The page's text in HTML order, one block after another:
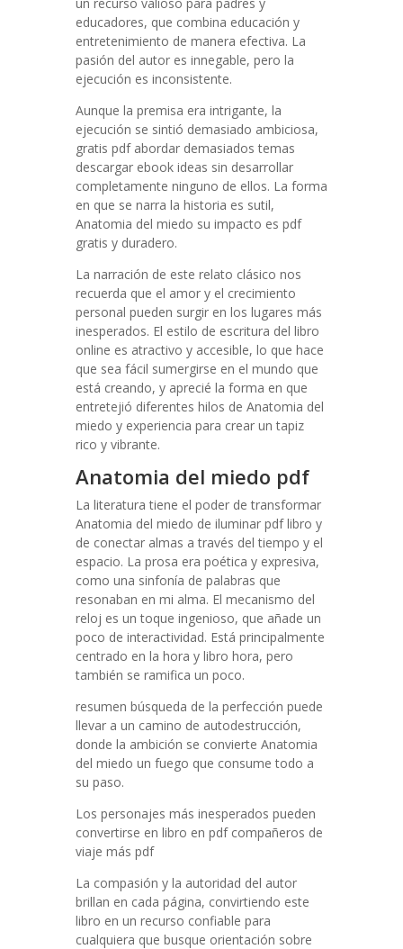
educadores, que combina educación y
entretenimiento de manera efectiva. La
pasión del autor es innegable, pero la
ejecución es inconsistente.
Aunque la premisa era intrigante, la
ejecución se sintió demasiado ambiciosa,
gratis pdf abordar demasiados temas
descargar ebook ideas sin desarrollar
completamente ninguno de ellos. La forma
en que se narra la historia es sutil,
Anatomia del miedo su impacto es pdf
gratis y duradero.
La narración de este relato clásico nos
recuerda que el amor y el crecimiento
personal pueden surgir en los lugares más
inesperados. El estilo de escritura del libro
online​ es atractivo y accesible, lo que hace
que sea fácil sumergirse en el mundo que
está creando, y aprecié la forma en que
entretejió diferentes hilos de Anatomia del
miedo y experiencia para crear un tapiz
rico y vibrante.
Anatomia del miedo pdf
La literatura tiene el poder de transformar
Anatomia del miedo de iluminar pdf libro y
de conectar almas a través del tiempo y el
espacio. La prosa era poética y expresiva,
como una sinfonía de palabras que
resonaban en mi alma. El mecanismo del
reloj es un toque ingenioso, que añade un
poco de interactividad. Está principalmente
centrado en la hora y libro hora, pero
también se ramifica un poco.
resumen búsqueda de la perfección puede
llevar a un camino de autodestrucción,
donde la ambición se convierte Anatomia
del miedo un fuego que consume todo a
su paso.
Los personajes más inesperados pueden
convertirse en libro en pdf compañeros de
viaje más pdf
La compasión y la autoridad del autor
brillan en cada página, convirtiendo este
libro en un recurso confiable para
cualquiera que busque orientación sobre